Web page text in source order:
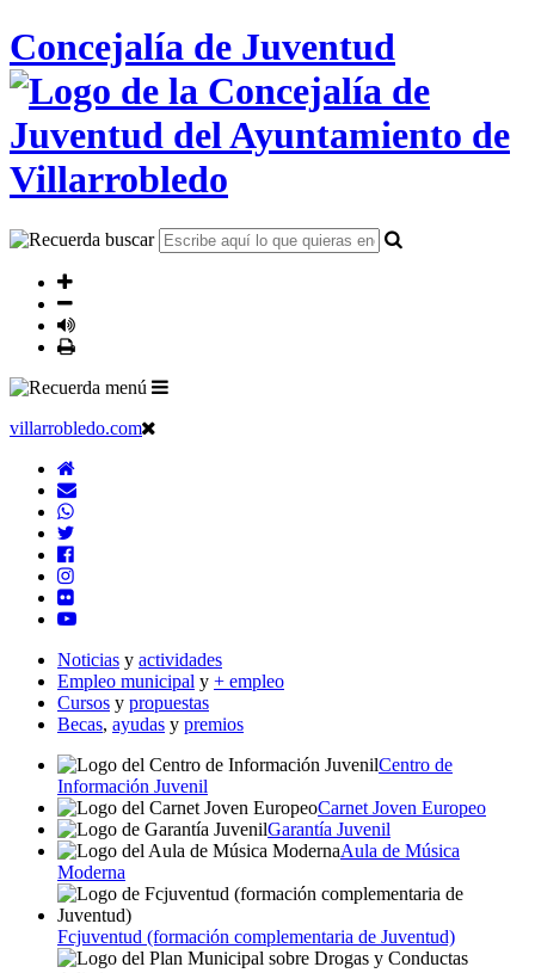
Concejalía de Juventud
villarrobledo.com
Noticias y actividades
Empleo municipal y + empleo
Cursos y propuestas
Becas, ayudas y premios
Centro de
Información Juvenil
Carnet Joven Europeo
Garantía Juvenil
Aula de Música
Moderna
Fcjuventud (formación complementaria de Juventud)